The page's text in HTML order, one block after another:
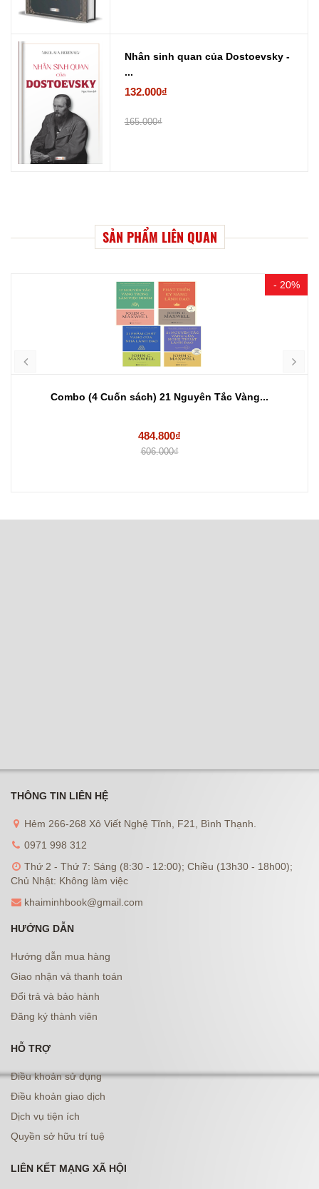
Nhân sinh quan của Dostoevsky -
...
132.000₫
165.000₫
SẢN PHẨM LIÊN QUAN
- 20%
Combo (4 Cuốn sách) 21 Nguyên Tắc Vàng...
484.800₫
606.000₫
THÔNG TIN LIÊN HỆ
Hẻm 266-268 Xô Viết Nghệ Tĩnh, F21, Bình Thạnh.
0971 998 312
Thứ 2 - Thứ 7: Sáng (8:30 - 12:00); Chiều (13h30 - 18h00);
Chủ Nhật: Không làm việc
khaiminhbook@gmail.com
HƯỚNG DẪN
Hướng dẫn mua hàng
Giao nhận và thanh toán
Đổi trả và bảo hành
Đăng ký thành viên
HỖ TRỢ
Điều khoản sử dụng
Điều khoản giao dịch
Dịch vụ tiện ích
Quyền sở hữu trí tuệ
LIÊN KẾT MẠNG XÃ HỘI